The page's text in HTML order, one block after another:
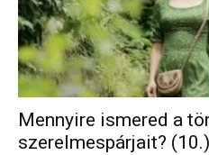
Mennyire ismered a
szerelmespárjait? (10.)